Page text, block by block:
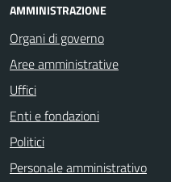
AMMINISTRAZIONE
Organi di governo
Aree amministrative
Uffici
Enti e fondazioni
Politici
Personale amministrativo